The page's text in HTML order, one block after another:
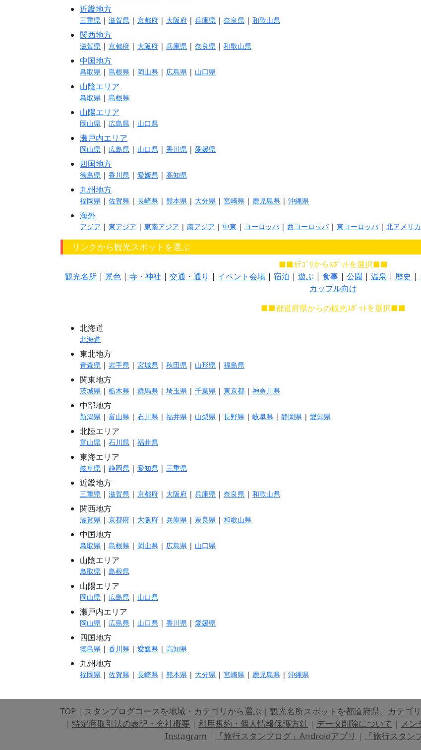
近畿地方
三重県 | 滋賀県 | 京都府 | 大阪府 | 兵庫県 | 奈良県 | 和歌山県
関西地方
滋賀県 | 京都府 | 大阪府 | 兵庫県 | 奈良県 | 和歌山県
中国地方
鳥取県 | 島根県 | 岡山県 | 広島県 | 山口県
山陰エリア
鳥取県 | 島根県
山陽エリア
岡山県 | 広島県 | 山口県
瀬戸内エリア
岡山県 | 広島県 | 山口県 | 香川県 | 愛媛県
四国地方
徳島県 | 香川県 | 愛媛県 | 高知県
九州地方
福岡県 | 佐賀県 | 長崎県 | 熊本県 | 大分県 | 宮崎県 | 鹿児島県 | 沖縄県
海外
アジア | 東アジア | 東南アジア | 南アジア | 中東 | ヨーロッパ | 西ヨーロッパ | 東ヨーロッパ | 北アメリカ
リンクから観光スポットを選ぶ
■■ｶﾃｺﾞﾘからｽﾎﾟｯﾄを選択■■
観光名所 | 景色 | 寺・神社 | 交通・通り | イベント会場 | 宿泊 | 遊ぶ | 食事 | 公園 | 温泉 | 歴史 |
カップル向け
■■都道府県からの観光ｽﾎﾟｯﾄを選択■■
北海道
北海道
東北地方
青森県 | 岩手県 | 宮城県 | 秋田県 | 山形県 | 福島県
関東地方
茨城県 | 栃木県 | 群馬県 | 埼玉県 | 千葉県 | 東京都 | 神奈川県
中部地方
新潟県 | 富山県 | 石川県 | 福井県 | 山梨県 | 長野県 | 岐阜県 | 静岡県 | 愛知県
北陸エリア
富山県 | 石川県 | 福井県
東海エリア
岐阜県 | 静岡県 | 愛知県 | 三重県
近畿地方
三重県 | 滋賀県 | 京都府 | 大阪府 | 兵庫県 | 奈良県 | 和歌山県
関西地方
滋賀県 | 京都府 | 大阪府 | 兵庫県 | 奈良県 | 和歌山県
中国地方
鳥取県 | 島根県 | 岡山県 | 広島県 | 山口県
山陰エリア
鳥取県 | 島根県
山陽エリア
岡山県 | 広島県 | 山口県
瀬戸内エリア
岡山県 | 広島県 | 山口県 | 香川県 | 愛媛県
四国地方
徳島県 | 香川県 | 愛媛県 | 高知県
九州地方
福岡県 | 佐賀県 | 長崎県 | 熊本県 | 大分県 | 宮崎県 | 鹿児島県 | 沖縄県
TOP| スタンプログコースを地域・カテゴリから選ぶ | 観光名所スポットを都道府県、カテゴ
| 特定商取引法の表記・会社概要 | 利用規約・個人情報保護方針 | データ削除について | メン
Instagram | 「旅行スタンプログ」Androidアプリ | 「旅行スタン